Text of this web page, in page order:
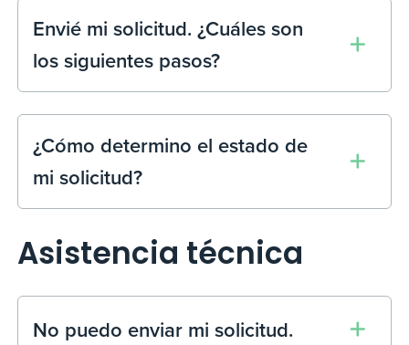
Envié mi solicitud. ¿Cuáles son
los siguientes pasos?
¿Cómo determino el estado de
mi solicitud?
Asistencia técnica
No puedo enviar mi solicitud.